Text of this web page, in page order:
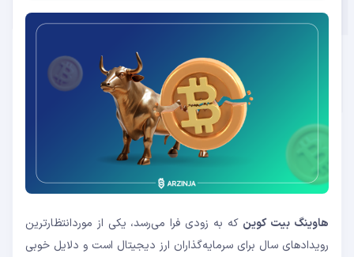
پس از هاوینگ
چین لینک
سینگولاریتی نت
هاوینگ بیت کوین که به زودی فرا می‌رسد، یکی از موردانتظارترین
رویدادهای سال برای سرمایه‌گذاران ارز دیجیتال است و دلایل خوبی